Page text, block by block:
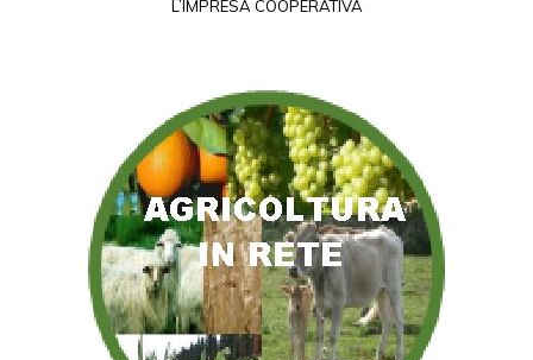
L’IMPRESA COOPERATIVA